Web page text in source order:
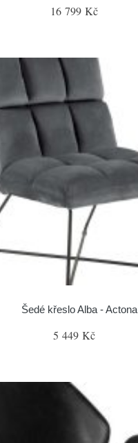
16 799 Kč
Šedé křeslo Alba - Actona
5 449 Kč